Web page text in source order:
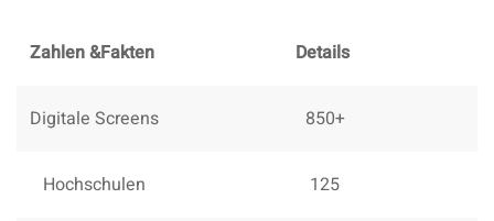
Zahlen &Fakten Details
Digitale Screens 850+
Hochschulen 125